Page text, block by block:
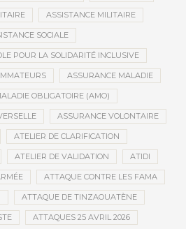
ASSISTANCE MILITAIRE
SOCIALE
POUR LA SOLIDARITÉ INCLUSIVE
ASSURANCE MALADIE
OBLIGATOIRE (AMO)
ASSURANCE VOLONTAIRE
ATELIER DE CLARIFICATION
ATELIER DE VALIDATION ATIDI
ATTAQUE CONTRE LES FAMA
ATTAQUE DE TINZAOUATÈNE
ATTAQUES 25 AVRIL 2026